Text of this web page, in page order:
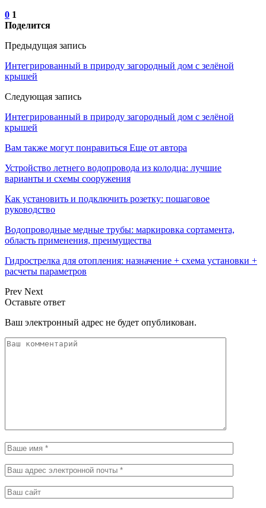
0 1
Поделится
Предыдущая запись
Интегрированный в природу загородный дом с зелёной
крышей
Следующая запись
Интегрированный в природу загородный дом с зелёной
крышей
Вам также могут понравиться Еще от автора
Устройство летнего водопровода из колодца: лучшие
варианты и схемы сооружения
Как установить и подключить розетку: пошаговое
руководство
Водопроводные медные трубы: маркировка сортамента,
область применения, преимущества
Гидрострелка для отопления: назначение + схема установки +
расчеты параметров
Prev Next
Оставьте ответ
Ваш электронный адрес не будет опубликован.